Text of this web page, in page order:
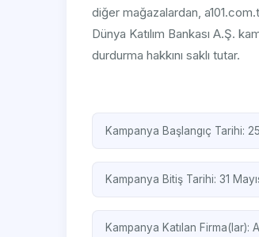
diğer mağazalardan,
Dünya Katılım Bankası A.Ş.
durdurma hakkını saklı tutar.
Kampanya Başlangıç Tarihi:
Kampanya Bitiş Tarihi: 31
Kampanya Katılan Firma(lar):